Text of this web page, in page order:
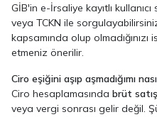
GİB'in e-İrsaliye kayıtlı
veya TCKN ile
kapsamında olup
etmeniz önerilir.
Ciro eşiğini aşıp aşmadığımı
Ciro hesaplamasında brüt
veya vergi sonrası gelir değil.